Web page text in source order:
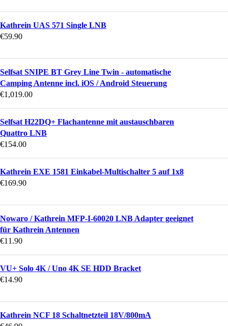
Kathrein UAS 571 Single LNB
€59.90
Selfsat SNIPE BT Grey Line Twin - automatische
Camping Antenne incl. iOS / Android Steuerung
€1,019.00
Selfsat H22DQ+ Flachantenne mit austauschbaren
Quattro LNB
€154.00
Kathrein EXE 1581 Einkabel-Multischalter 5 auf 1x8
€169.90
Nowaro / Kathrein MFP-I-60020 LNB Adapter geeignet
für Kathrein Antennen
€11.90
VU+ Solo 4K / Uno 4K SE HDD Bracket
€14.90
Kathrein NCF 18 Schaltnetzteil 18V/800mA